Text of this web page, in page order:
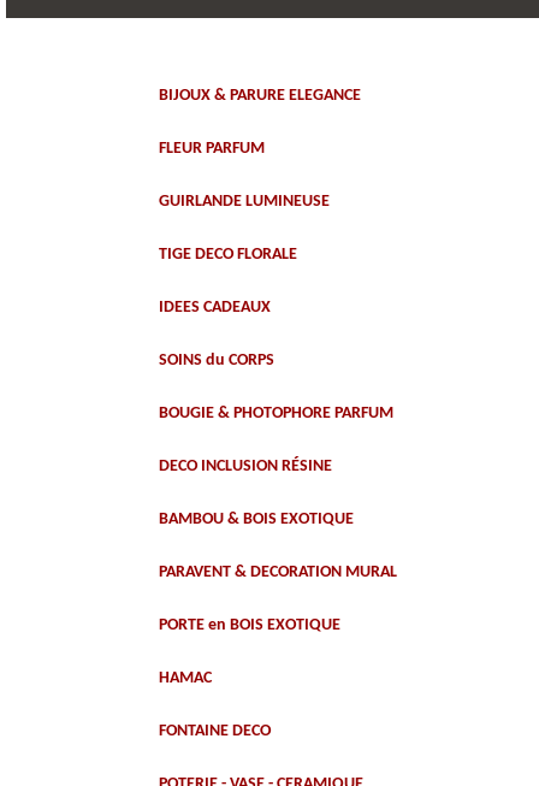
BIJOUX & PARURE ELEGANCE
FLEUR PARFUM
GUIRLANDE LUMINEUSE
TIGE DECO FLORALE
IDEES CADEAUX
SOINS du CORPS
BOUGIE & PHOTOPHORE PARFUM
DECO INCLUSION RÉSINE
BAMBOU & BOIS EXOTIQUE
PARAVENT & DECORATION MURAL
PORTE en BOIS EXOTIQUE
HAMAC
FONTAINE DECO